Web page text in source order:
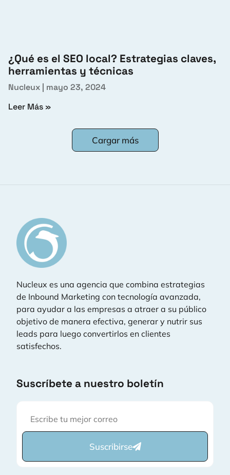
¿Qué es el SEO local? Estrategias claves,
herramientas y técnicas
Nucleux
mayo 23, 2024
Leer Más »
Cargar más
Nucleux es una agencia que combina estrategias
de Inbound Marketing con tecnología avanzada,
para ayudar a las empresas a atraer a su público
objetivo de manera efectiva, generar y nutrir sus
leads para luego convertirlos en clientes
satisfechos.
Suscríbete a nuestro boletín
Suscribirse